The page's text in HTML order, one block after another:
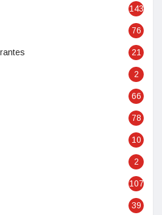
143
76
21
2
66
78
10
2
107
39